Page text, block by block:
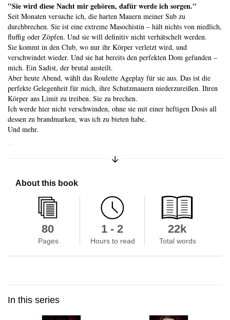
"Sie wird diese Nacht mir gehören, dafür werde ich sorgen."
Seit Monaten versuche ich, die harten Mauern meiner Sub zu
durchbrechen. Sie ist eine extreme Masochistin – hält nichts von niedlich,
fluffig oder Zöpfen. Und sie will definitiv nicht verhätschelt werden.
Sie kommt in den Club, wo nur ihr Körper verletzt wird, und
verschwindet wieder. Und sie hat bereits den perfekten Dom gefunden –
mich. Ein Sadist, der brutal austeilt.
Aber heute Abend, wählt das Roulette Ageplay für sie aus. Das ist die
perfekte Gelegenheit für mich, ihre Schutzmauern niederzureißen. Ihren
Körper ans Limit zu treiben. Sie zu brechen.
Ich werde hier nicht verschwinden, ohne sie mit einer heftigen Dosis all
dessen zu brandmarken, was ich zu bieten habe.
Und mehr.
...
About this book
80
Pages
1 - 2
Hours to read
22k
Total words
In this series